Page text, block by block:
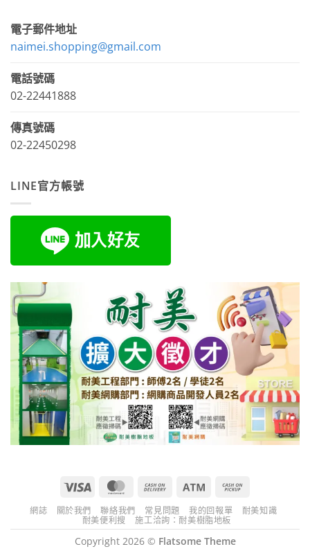
電子郵件地址
naimei.shopping@gmail.com
電話號碼
02-22441888
傳真號碼
02-22450298
LINE官方帳號
Visa MasterCardCash
Delivery
Atm
Pickup
網誌 關於我們 聯絡我們 常見問題 我的回報單
耐美知識
耐美便利搜
施工洽詢：耐美樹脂地板
Copyright 2026 © Flatsome Theme